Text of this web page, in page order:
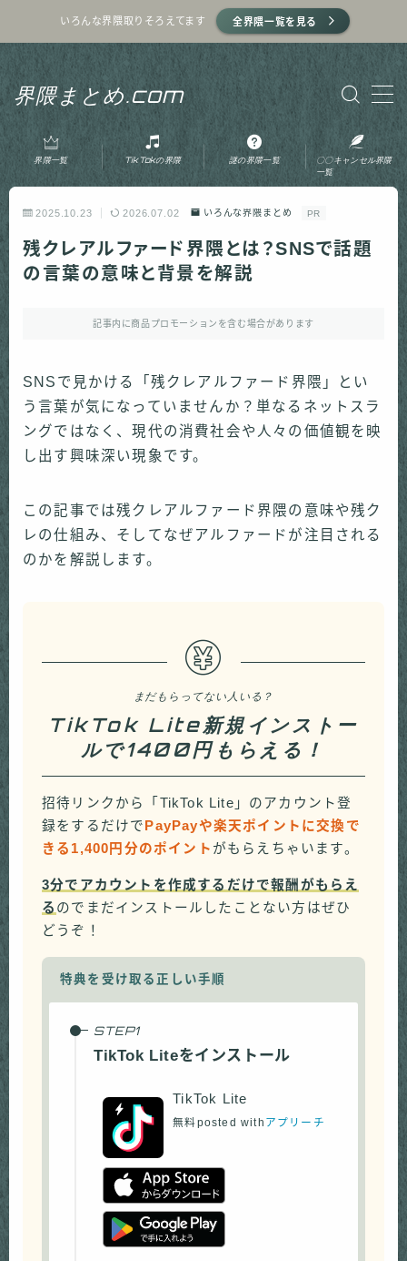
いろんな界隈取りそろえてます 全界隈一覧を見る
界隈まとめ.com
MENU
ホーム
プライバシーポリシー
運営者情報
お問い合わせ
界隈一覧 TikTokの界隈 謎の界隈一覧
〇〇キャンセル界隈
一覧
2025.10.23 2026.07.02 いろんな界隈まとめ PR
残クレアルファード界隈とは？SNSで話題
の言葉の意味と背景を解説
記事内に商品プロモーションを含む場合があります
SNSで見かける「残クレアルファード界隈」とい
う言葉が気になっていませんか？単なるネットスラ
ングではなく、現代の消費社会や人々の価値観を映
し出す興味深い現象です。
この記事では残クレアルファード界隈の意味や残ク
レの仕組み、そしてなぜアルファードが注目される
のかを解説します。
まだもらってない人いる？
TikTok Lite新規インストー
ルで1400円もらえる！
招待リンクから「TikTok Lite」のアカウント登
録をするだけでPayPayや楽天ポイントに交換で
きる1,400円分のポイント がもらえちゃいます。
3分でアカウントを作成するだけで報酬がもらえ
る のでまだインストールしたことない方はぜひ
どうぞ！
特典を受け取る正しい手順
TikTok Liteをインストール
TikTok Lite
無料posted with アプリーチ